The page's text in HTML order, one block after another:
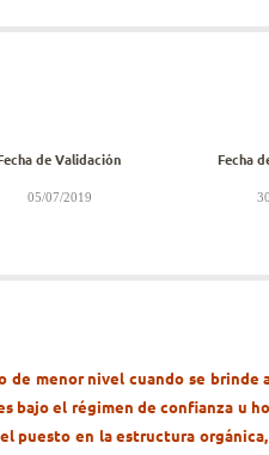
de Validación Fecha
05/07/2019
menor nivel cuando se brinde
bajo el régimen de confianza u
puesto en la estructura